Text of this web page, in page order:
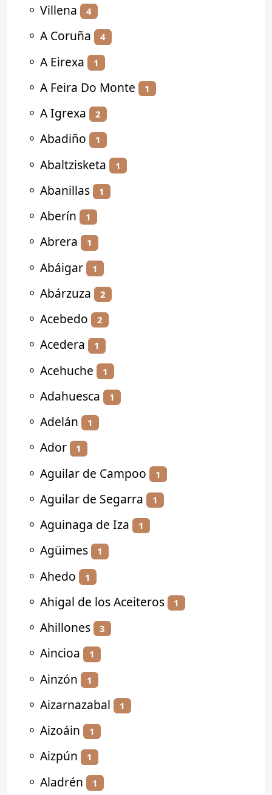
⚬ Villena 4
⚬ A Coruña 4
⚬ A Eirexa 1
⚬ A Feira Do Monte 1
⚬ A Igrexa 2
⚬ Abadiño 1
⚬ Abaltzisketa 1
⚬ Abanillas 1
⚬ Aberín 1
⚬ Abrera 1
⚬ Abáigar 1
⚬ Abárzuza 2
⚬ Acebedo 2
⚬ Acedera 1
⚬ Acehuche 1
⚬ Adahuesca 1
⚬ Adelán 1
⚬ Ador 1
⚬ Aguilar de Campoo 1
⚬ Aguilar de Segarra 1
⚬ Aguinaga de Iza 1
⚬ Agüimes 1
⚬ Ahedo 1
⚬ Ahigal de los Aceiteros 1
⚬ Ahillones 3
⚬ Aincioa 1
⚬ Ainzón 1
⚬ Aizarnazabal 1
⚬ Aizoáin 1
⚬ Aizpún 1
⚬ Aladrén 1